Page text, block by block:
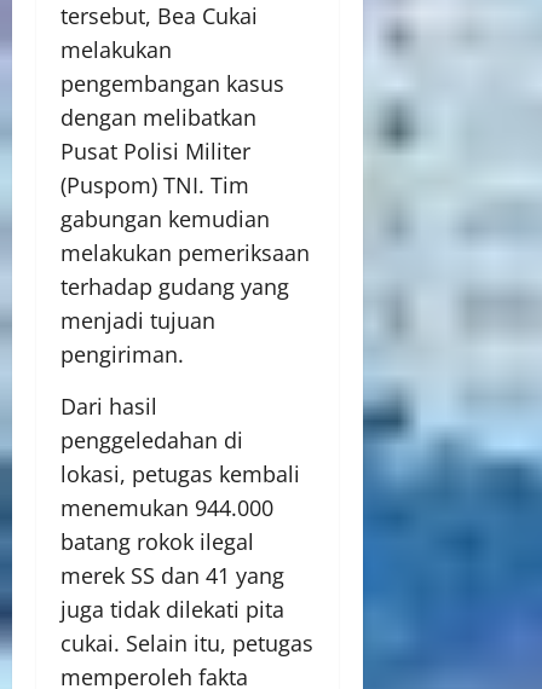
tersebut, Bea Cukai
melakukan
pengembangan kasus
dengan melibatkan
Pusat Polisi Militer
(Puspom) TNI. Tim
gabungan kemudian
melakukan pemeriksaan
terhadap gudang yang
menjadi tujuan
pengiriman.
Dari hasil
penggeledahan di
lokasi, petugas kembali
menemukan 944.000
batang rokok ilegal
merek SS dan 41 yang
juga tidak dilekati pita
cukai. Selain itu, petugas
memperoleh fakta